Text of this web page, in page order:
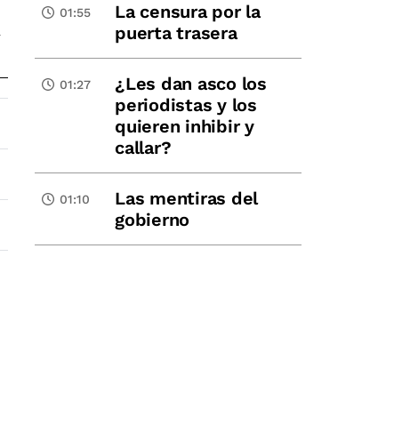
01:55
La censura por la
puerta trasera
01:27
¿Les dan asco los
periodistas y los
quieren inhibir y
callar?
01:10
Las mentiras del
gobierno